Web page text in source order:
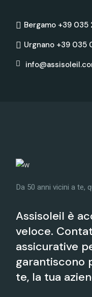
Bergamo +39 035
Urgnano +39 035
Da 50 anni vicini a te,
Assisoleil è
veloce.
assicurative
garantiscono
te, la tua